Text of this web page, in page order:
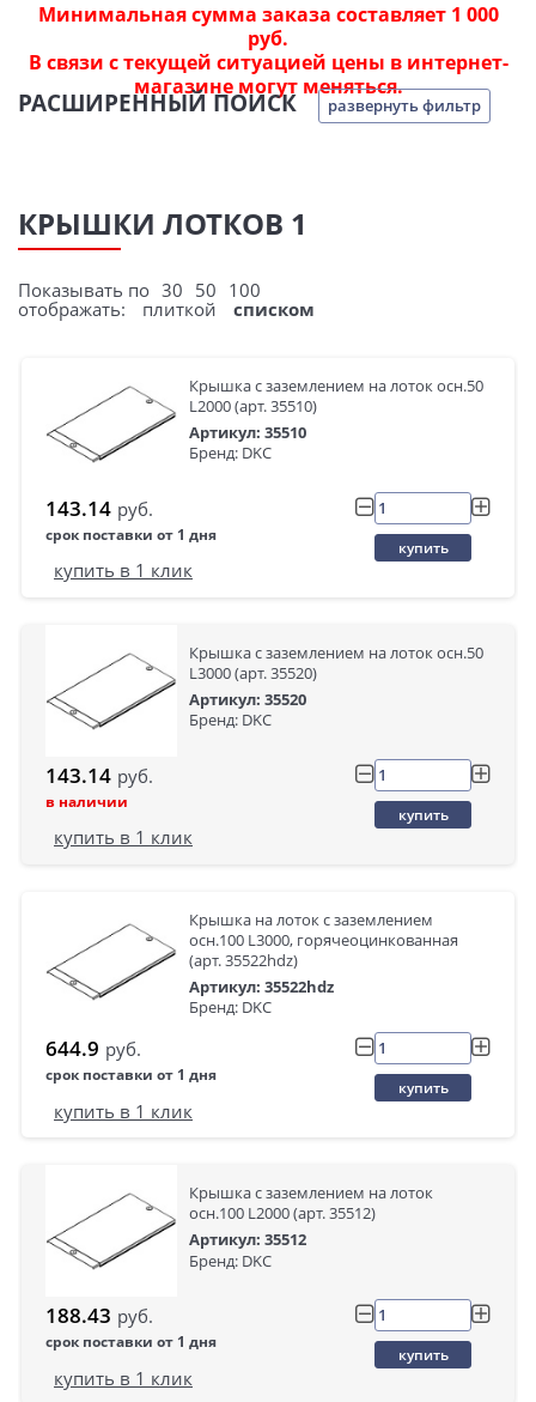
Минимальная сумма заказа составляет 1 000
руб.
В связи с текущей ситуацией цены в интернет-
магазине могут меняться.
РАСШИРЕННЫЙ ПОИСК развернуть фильтр
КРЫШКИ ЛОТКОВ 1
Показывать по 30 50 100
отображать:
плиткой списком
Крышка с заземлением на лоток осн.50
L2000 (арт. 35510)
Артикул: 35510
Бренд: DKC
143.14 руб.
срок поставки от 1 дня
купить
купить в 1 клик
Крышка с заземлением на лоток осн.50
L3000 (арт. 35520)
Артикул: 35520
Бренд: DKC
143.14 руб.
в наличии
купить
купить в 1 клик
Крышка на лоток с заземлением
осн.100 L3000, горячеоцинкованная
(арт. 35522hdz)
Артикул: 35522hdz
Бренд: DKC
644.9 руб.
срок поставки от 1 дня
купить
купить в 1 клик
Крышка с заземлением на лоток
осн.100 L2000 (арт. 35512)
Артикул: 35512
Бренд: DKC
188.43 руб.
срок поставки от 1 дня
купить
купить в 1 клик